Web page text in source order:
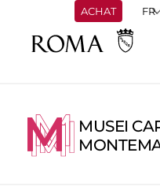
ACHAT
MUSEI